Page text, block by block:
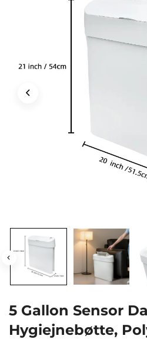
5 Gallon Sensor
Hygiejnebøtte,